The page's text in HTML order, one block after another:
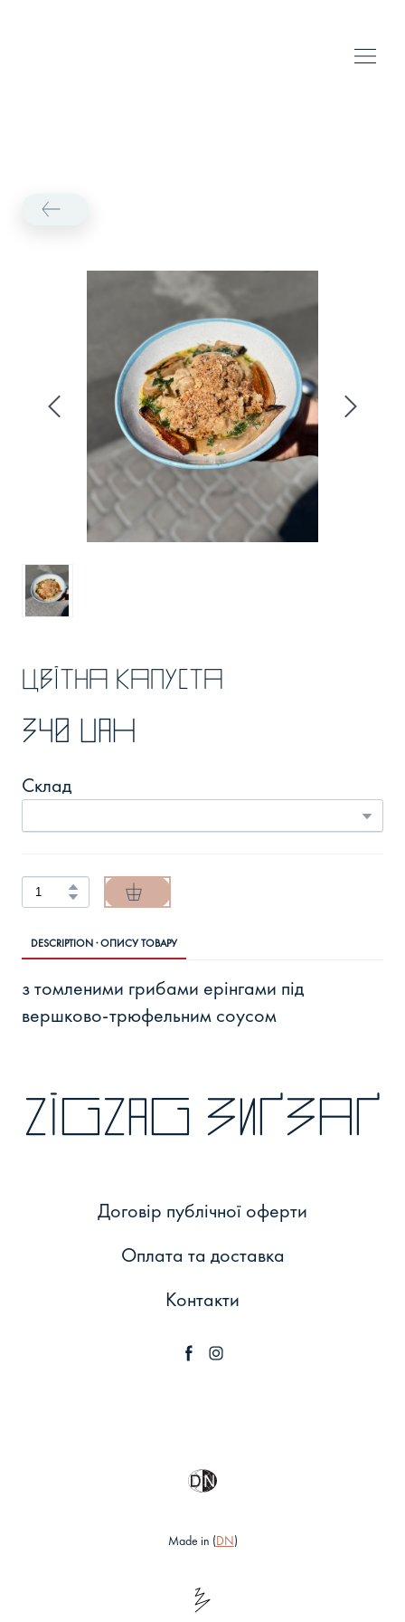
Цвітна капуста
340 UAH
Склад
DESCRIPTION · ОПИСУ ТОВАРУ
з томленими грибами ерінгами під
вершково-трюфельним соусом
zigzag зиґзаґ
Договір публічної оферти
Оплата та доставка
Контакти
Made in (DN)